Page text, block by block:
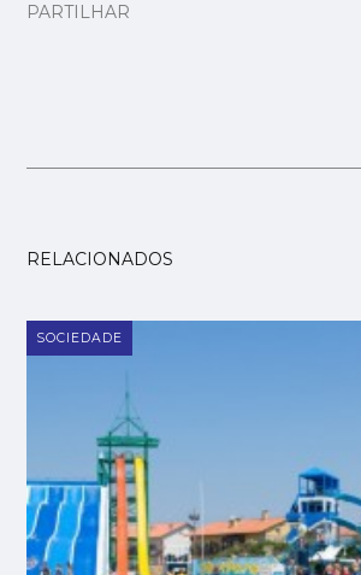
PARTILHAR
RELACIONADOS
SOCIEDADE